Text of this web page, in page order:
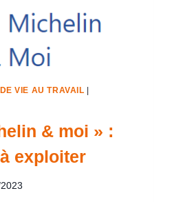
VIE AU TRAVAIL
& moi » :
exploiter